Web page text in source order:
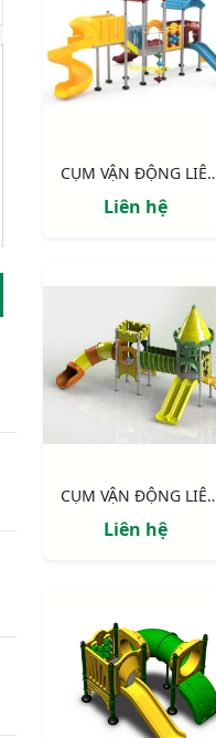
CỤM VẬN ĐỘNG LIÊN
Liên hệ
CỤM VẬN ĐỘNG LIÊN
Liên hệ